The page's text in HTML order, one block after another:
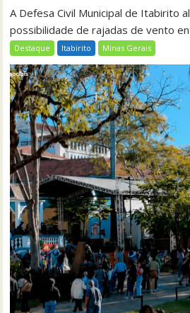
A Defesa Civil Municipal de Itabirito
possibilidade de rajadas de vento
Destaque Itabirito Minas Gerais